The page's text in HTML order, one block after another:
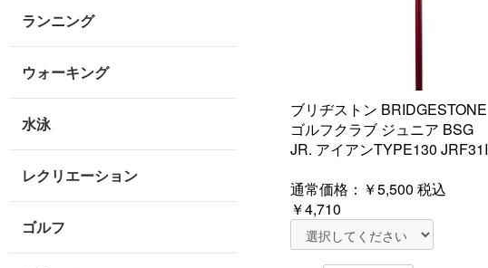
ランニング
ウォーキング
水泳
レクリエーション
ゴルフ
ブリヂストン BRIDGESTONE
ゴルフクラブ ジュニア BSG
JR. アイアンTYPE130 JRF31I
通常価格： ￥5,500 税込
￥4,710